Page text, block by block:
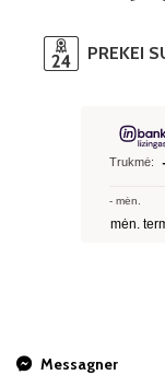
PREKEI
Messagner